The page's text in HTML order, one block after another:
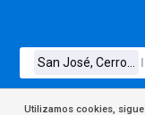
Utilizamos cookies,